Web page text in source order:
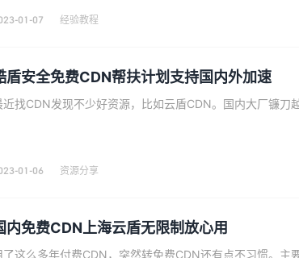
01-07 经验教程
盾安全免费CDN帮扶计划支持国内外加速
01-06 资源分享
内免费CDN上海云盾无限制放心用